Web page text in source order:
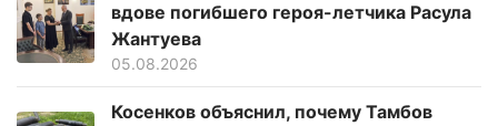
вдове погибшего героя-летчика Расула
Жантуева
05.08.2026
Косенков объяснил, почему Тамбов